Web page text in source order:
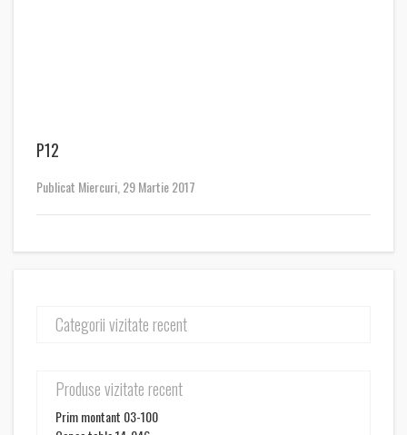
P12
Publicat Miercuri, 29 Martie 2017
Categorii vizitate recent
Produse vizitate recent
Prim montant 03-100